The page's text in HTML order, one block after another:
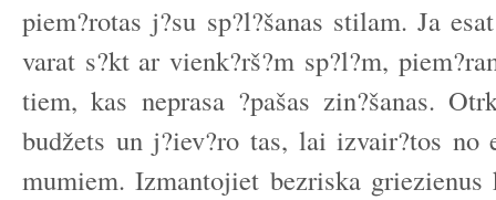
piem?rotas j?su sp?l?šanas stilam. Ja
varat s?kt ar vienk?rš?m sp?l?m,
tiem, kas neprasa ?pašas zin?šanas.
budžets un j?iev?ro tas, lai izvair?tos no
mumiem. Izmantojiet bezriska griezienus